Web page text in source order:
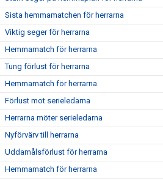
Sista hemmamatchen för herrarna
Viktig seger för herrarna
Hemmamatch för herrarna
Tung förlust för herrarna
Hemmamatch för herrarna
Förlust mot serieledarna
Herrarna möter serieledarna
Nyförvärv till herrarna
Uddamålsförlust för herrarna
Hemmamatch för herrarna